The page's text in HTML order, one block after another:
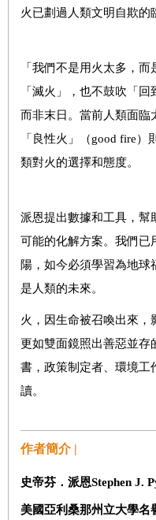
火已劃過人類文明自欺的
「我們不是用火太多，
「滅火」，也不鼓吹「
而非末日。當前人類面臨
「良性火」（good fire
類對火的選擇和態度。
派恩提出數據和工具，幫
可能的化解方案。我們已
陽，如今必須學習為地
是人類的未來。
火，因生命被召喚出來，
更如雙面鏡照出善惡並存
書，政策制定者、環境工
讀。
作者簡介 |
史帝芬．派恩Stephen J.
美國亞利桑那州立大學名